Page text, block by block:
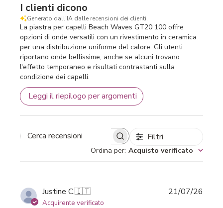
I clienti dicono
Generato dall'IA dalle recensioni dei clienti.
La piastra per capelli Beach Waves GT20 100 offre
opzioni di onde versatili con un rivestimento in ceramica
per una distribuzione uniforme del calore. Gli utenti
riportano onde bellissime, anche se alcuni trovano
l'effetto temporaneo e risultati contrastanti sulla
condizione dei capelli.
Leggi il riepilogo per argomenti
Cerca recensioni Filtri
Ordina per: Acquisto verificato
Justine C.🇮🇹
Acquirente verificato
21/07/26